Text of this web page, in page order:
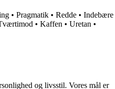
• Pragmatik • Redde • Indebære
• Kaffen • Uretan •
og livsstil. Vores mål er